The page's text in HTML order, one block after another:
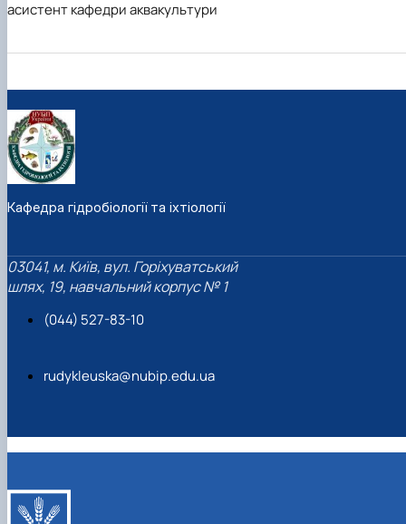
асистент кафедри аквакультури
Кафедра гідробіології та іхтіології
03041, м. Київ, вул. Горіхуватський
шлях, 19, навчальний корпус № 1
(044) 527-83-10
rudykleuska@nubip.edu.ua